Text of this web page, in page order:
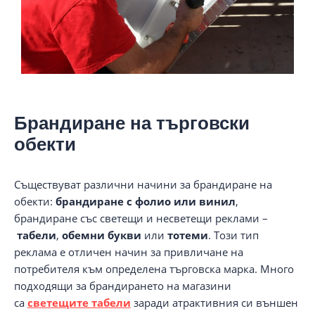
Брандиране на търговски
обекти
Съществуват различни начини за брандиране на
обекти: брандиране с фолио или винил,
брандиране със светещи и несветещи реклами –
табели, обемни букви или тотеми. Този тип
реклама е отличен начин за привличане на
потребителя към определена търговска марка. Много
подходящи за брандирането на магазини
са светещите табели заради атрактивния си външен